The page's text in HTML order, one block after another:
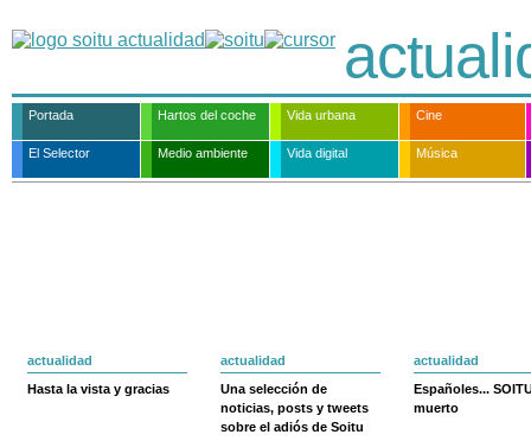
Portada Hartos del coche Vida urbana Cine
El Selector Medio ambiente Vida digital Música
actualidad
Hasta la vista y gracias
actualidad
Una selección de
noticias, posts y tweets
sobre el adiós de Soitu
actualidad
Españoles...
muerto